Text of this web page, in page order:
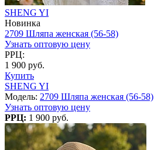
SHENG YI
Новинка
2709 Шляпа женская (56-58)
Узнать оптовую цену
РРЦ:
1 900 руб.
Купить
SHENG YI
Модель: 2709 Шляпа женская (56-58)
Узнать оптовую цену
РРЦ: 1 900 руб.